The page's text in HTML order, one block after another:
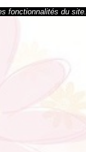
fonctionnalités du site.